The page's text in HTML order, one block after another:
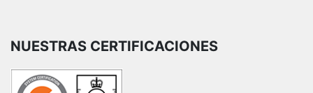
NUESTRAS CERTIFICACIONES